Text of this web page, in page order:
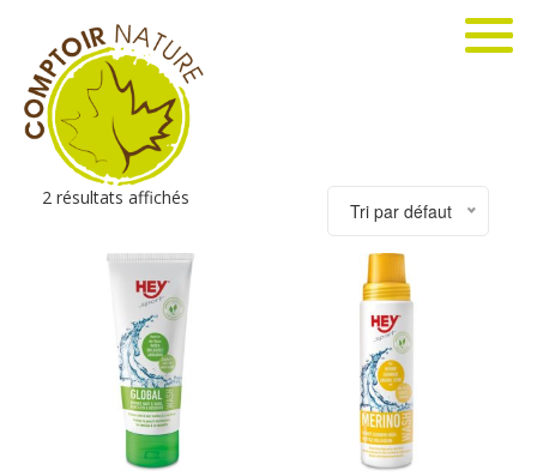
2 résultats affichés
Tri par défaut